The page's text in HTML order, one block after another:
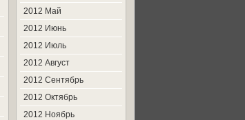
2012 Май
2012 Июнь
2012 Июль
2012 Август
2012 Сентябрь
2012 Октябрь
2012 Ноябрь